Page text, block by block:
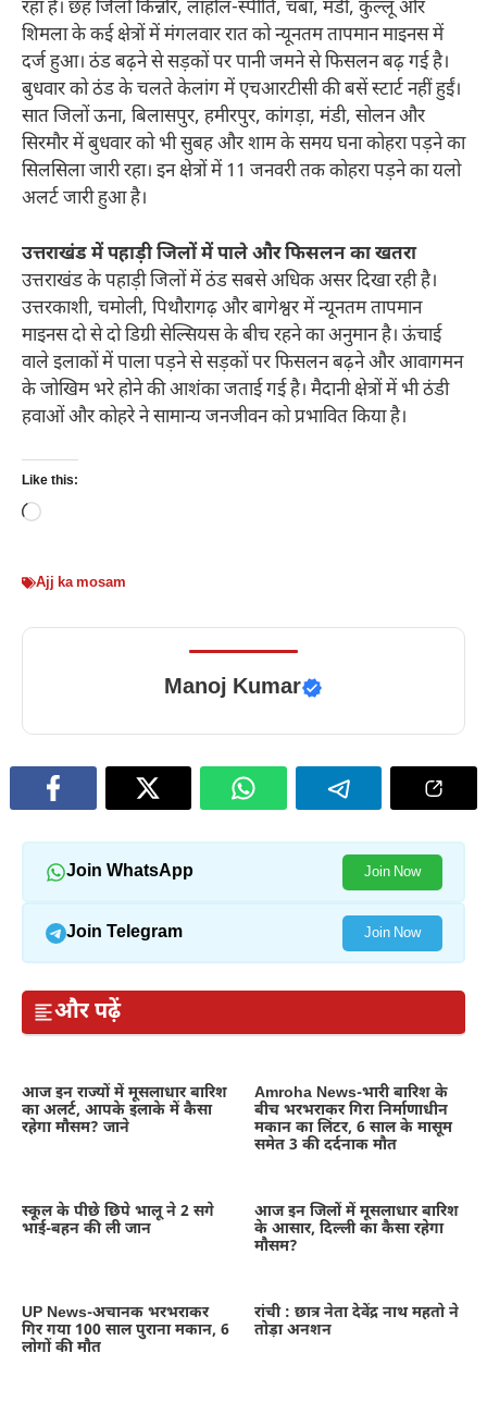
रहा है। छह जिलों किन्नौर, लाहौल-स्पीति, चंबा, मंडी, कुल्लू और
शिमला के कई क्षेत्रों में मंगलवार रात को न्यूनतम तापमान माइनस में
दर्ज हुआ। ठंड बढ़ने से सड़कों पर पानी जमने से फिसलन बढ़ गई है।
बुधवार को ठंड के चलते केलांग में एचआरटीसी की बसें स्टार्ट नहीं हुईं।
सात जिलों ऊना, बिलासपुर, हमीरपुर, कांगड़ा, मंडी, सोलन और
सिरमौर में बुधवार को भी सुबह और शाम के समय घना कोहरा पड़ने का
सिलसिला जारी रहा। इन क्षेत्रों में 11 जनवरी तक कोहरा पड़ने का यलो
अलर्ट जारी हुआ है।
उत्तराखंड में पहाड़ी जिलों में पाले और फिसलन का खतरा
उत्तराखंड के पहाड़ी जिलों में ठंड सबसे अधिक असर दिखा रही है।
उत्तरकाशी, चमोली, पिथौरागढ़ और बागेश्वर में न्यूनतम तापमान
माइनस दो से दो डिग्री सेल्सियस के बीच रहने का अनुमान है। ऊंचाई
वाले इलाकों में पाला पड़ने से सड़कों पर फिसलन बढ़ने और आवागमन
के जोखिम भरे होने की आशंका जताई गई है। मैदानी क्षेत्रों में भी ठंडी
हवाओं और कोहरे ने सामान्य जनजीवन को प्रभावित किया है।
Like this:
Loading…
Ajj ka mosam
Manoj Kumar
Join WhatsApp Join Now
Join Telegram Join Now
और पढ़ें
आज इन राज्यों में मूसलाधार बारिश
का अलर्ट, आपके इलाके में कैसा
रहेगा मौसम? जाने
Amroha News-भारी बारिश के
बीच भरभराकर गिरा निर्माणाधीन
मकान का लिंटर, 6 साल के मासूम
समेत 3 की दर्दनाक मौत
स्कूल के पीछे छिपे भालू ने 2 सगे
भाई-बहन की ली जान
आज इन जिलों में मूसलाधार बारिश
के आसार, दिल्ली का कैसा रहेगा
मौसम?
UP News-अचानक भरभराकर
गिर गया 100 साल पुराना मकान, 6
लोगों की मौत
रांची : छात्र नेता देवेंद्र नाथ महतो ने
तोड़ा अनशन